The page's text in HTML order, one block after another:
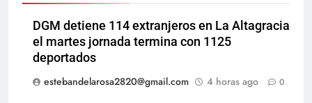
DGM detiene 114 extranjeros en La Altagracia
el martes jornada termina con 1125
deportados
estebandelarosa2820@gmail.com
4 horas ago 0